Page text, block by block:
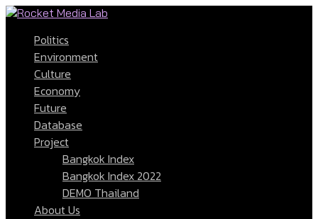
Politics
Environment
Culture
Economy
Future
Database
Project
Bangkok Index
Bangkok Index 2022
DEMO Thailand
About Us